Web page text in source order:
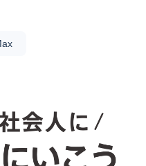
なことを学べます。
ントなど、話を聴ける機
大学別ネットワーク＞ 自
大学、同じゼミなど、共
◆◆◆ビズリーチ・キャン
居住地が離れている